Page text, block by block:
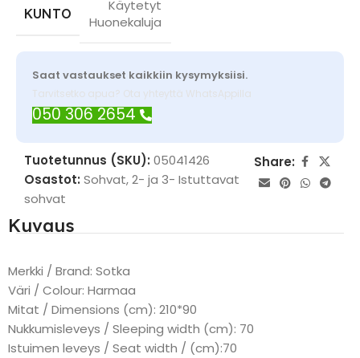
KUNTO
Käytetyt
Huonekaluja
Saat vastaukset kaikkiin kysymyksiisi.
Tarvitsetko apua? Ota yhteyttä WhatsAppilla
050 306 2654
Tuotetunnus (SKU): 05041426
Osastot: Sohvat,2- ja 3- Istuttavat
sohvat
Share:
Kuvaus
Merkki / Brand: Sotka
Väri / Colour: Harmaa
Mitat / Dimensions (cm): 210*90
Nukkumisleveys / Sleeping width (cm): 70
Istuimen leveys / Seat width / (cm):70